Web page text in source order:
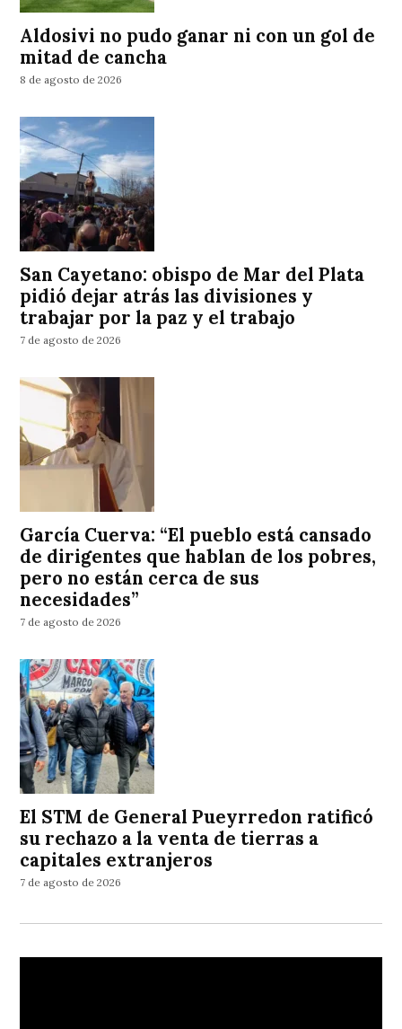
Aldosivi no pudo ganar ni con un gol de
mitad de cancha
8 de agosto de 2026
San Cayetano: obispo de Mar del Plata
pidió dejar atrás las divisiones y
trabajar por la paz y el trabajo
7 de agosto de 2026
García Cuerva: “El pueblo está cansado
de dirigentes que hablan de los pobres,
pero no están cerca de sus
necesidades”
7 de agosto de 2026
El STM de General Pueyrredon ratificó
su rechazo a la venta de tierras a
capitales extranjeros
7 de agosto de 2026